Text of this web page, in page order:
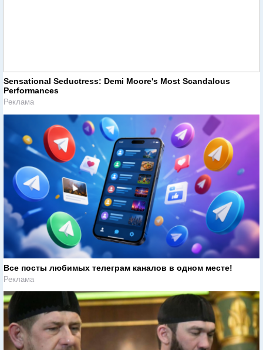
Sensational Seductress: Demi Moore's Most Scandalous
Performances
Реклама
Все посты любимых телеграм каналов в одном месте!
Реклама